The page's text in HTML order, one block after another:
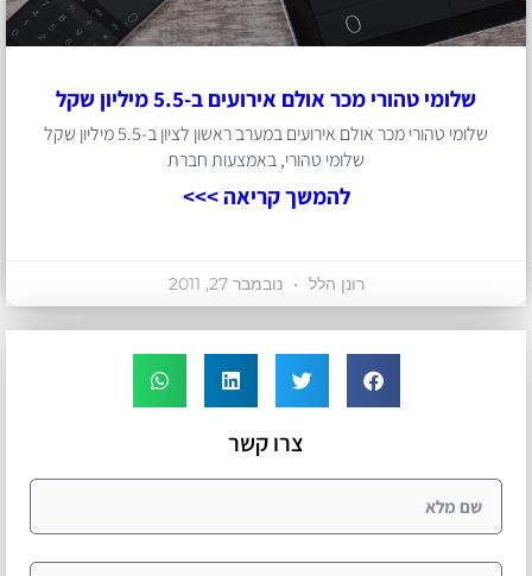
שלומי טהורי מכר אולם אירועים ב-5.5 מיליון שקל
שלומי טהורי מכר אולם אירועים במערב ראשון לציון ב-5.5 מיליון שקל
שלומי טהורי, באמצעות חברת
להמשך קריאה >>>
רונן הלל נובמבר 27, 2011
צרו קשר